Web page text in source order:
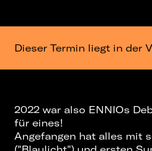
Dieser Termin liegt in der
2022 war also ENNIOs
für eines!
Angefangen hat alles mit